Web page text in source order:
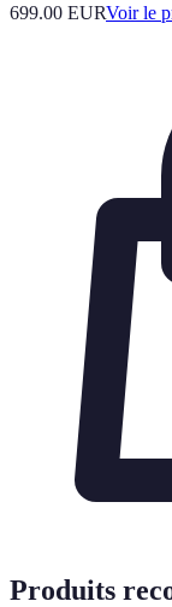
699.00 EURVoir le
Produits